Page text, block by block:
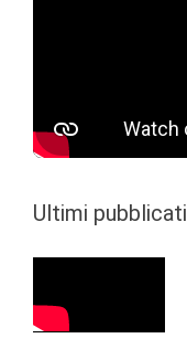
Ultimi pubblicati